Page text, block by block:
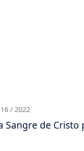
/ 2022
Sangre de